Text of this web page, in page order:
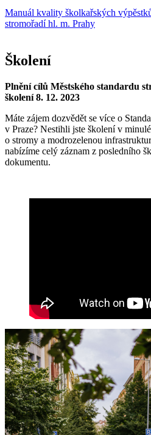
Manuál kvality školkařských
stromořadí hl. m. Prahy
Školení
Plnění cílů Městského standardu
školení 8. 12. 2023
Máte zájem dozvědět se více o
v Praze? Nestihli jste školení v
o stromy a modrozelenou
nabízíme celý záznam z posledního
dokumentu.